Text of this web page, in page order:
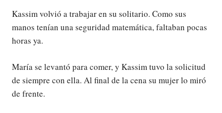
Kassim volvió a trabajar en su solitario. Como sus
manos tenían una seguridad matemática, faltaban pocas
horas ya.
María se levantó para comer, y Kassim tuvo la solicitud
de siempre con ella. Al final de la cena su mujer lo miró
de frente.